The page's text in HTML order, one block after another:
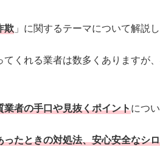
欺 」に関するテーマについて解説し
てくれる業者は数多くありますが
業者の手口や見抜くポイントにつ
ったときの対処法、安心安全なシ